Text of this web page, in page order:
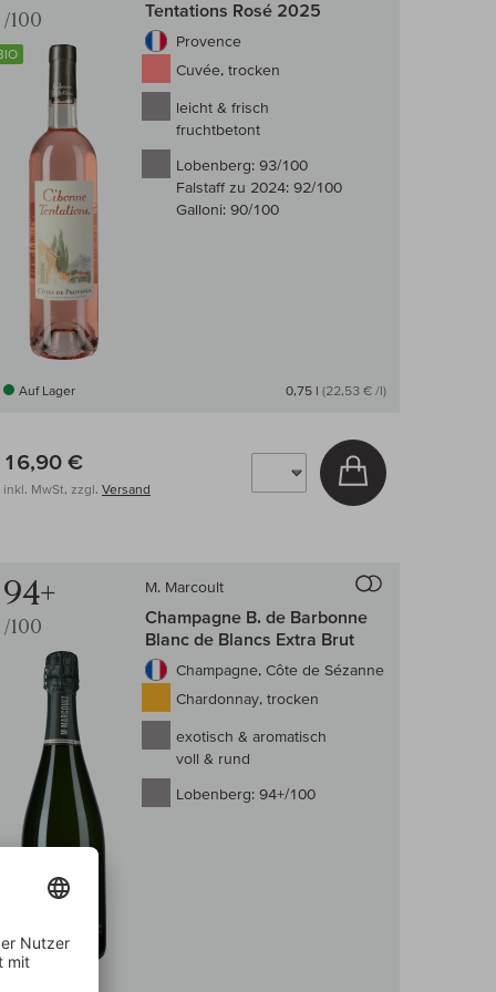
/100 Tentations Rosé 2025
Provence
Cuvée, trocken
leicht & frisch
fruchtbetont
Lobenberg: 93/100
Falstaff zu 2024: 92/100
Galloni: 90/100
Auf Lager 0,75 l (22,53 € /l)
16,90 €
inkl. MwSt, zzgl. Versand
In den
94+
/100
M. Marcoult
Champagne B. de Barbonne
Blanc de Blancs Extra Brut
Champagne, Côte de Sézanne
Chardonnay, trocken
exotisch & aromatisch
voll & rund
Lobenberg: 94+/100